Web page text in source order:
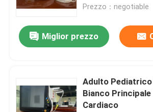
Casa
Video
Prezzo：negotiable
Miglior prezzo
Adulto
Bianco
Cardiaco